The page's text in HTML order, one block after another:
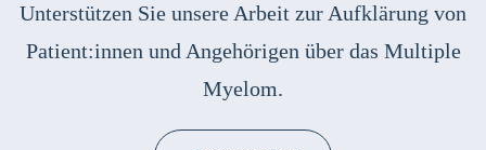
Unterstützen Sie unsere Arbeit zur Aufklärung von
Patient:innen und Angehörigen über das Multiple
Myelom.